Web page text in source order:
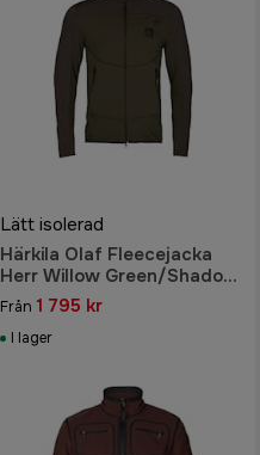
Lätt isolerad
Härkila Olaf Fleecejacka
Herr Willow Green/Shadow
Grey
Från 1 795 kr
I lager